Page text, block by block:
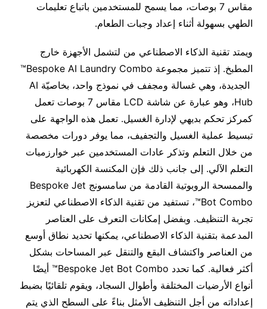
مقاس 7 بوصات، مما يسمح للمستخدمين باتباع تعليمات
الطهي بسهولة أثناء إعداد وجبات الطعام.
ويمتد تقنية الذكاء الاصطناعي من لتشمل الأجهزة خارج
المطبخ. إذ تتميز مجموعة Bespoke AI Laundry Combo™
الجديدة، وهي غسالة ومجفف في نموذج واحد، بخاصيّة AI
Hub، وهو عبارة عن شاشة LCD مقاس 7 بوصات تعمل
كمركز تحكم بديهي لإدارة الغسيل. تعمل هذه الواجهة على
تبسيط عملية الغسيل والتجفيف، مما يوفر دورات مخصصة
من خلال التعلم وتذكر عادات المستخدمين عبر خوارزميات
التعلم الآلي. إلى جانب ذلك فإن المكنسة الكهربائية
والممسحة الروبوتية القادمة من سامسونج Bespoke Jet
Bot Combo™، تستفيد من تقنية الذكاء الاصطناعي لتعزيز
تجربة التنظيف. وبفضل إمكانات التعرف على العناصر
المدعمة بتقنية الذكاء الاصطناعي، يمكنها تحديد نطاق أوسع
من العناصر واكتشاف البقع والتنقل عبر المساحات بشكل
أكثر فعالية. كما تحدد Bespoke Jet Bot Combo™ أيضًا
أنواع الأرضيات المختلفة وأطوال السجاد، ويقوم تلقائيًا بضبط
إعداداته من أجل التنظيف الأمثل بناءً على السطح الذي يتم